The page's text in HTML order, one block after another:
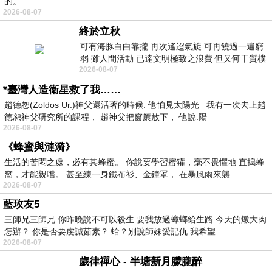
2026-08-07
終於立秋
可有海豚白白靠攏 再次遙迢氣旋 可再饒過一遍窮
弱 雖人間活動 已達文明極致之浪費 但又何干質樸
者 只能白白陪葬
2026-08-07
*臺灣人造衛星救了我……
趙德恕(Zoldos Ur.)神父還活著的時候: 他怕見太陽光 我有一次去上趙
德恕神父研究所的課程， 趙神父把窗簾放下， 他說:陽
2026-08-07
《蜂蜜與漣漪》
生活的苦悶之處，必有其蜂蜜。 你說要學習蜜獾，毫不畏懼地 直搗蜂
窩，才能親嚐。 甚至練一身鐵布衫、金鐘罩， 在暴風雨來襲
2026-08-07
藍玫友5
三師兄三師兄 你昨晚說不可以殺生 要我放過蟑螂給生路 今天的燉大肉
怎辦？ 你是否要虔誠茹素？ 蛤？別說師妹愛記仇 我希望
2026-08-07
歲律禪心 - 半塘新月朦朧醉